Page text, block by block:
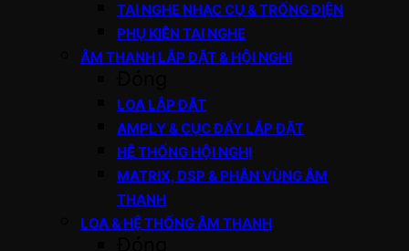
TAI NGHE NHẠC CỤ & TRỐNG ĐIỆN
PHỤ KIỆN TAI NGHE
ÂM THANH LẮP ĐẶT & HỘI NGHỊ
LOA LẮP ĐẶT
AMPLY & CỤC ĐẨY LẮP ĐẶT
HỆ THỐNG HỘI NGHỊ
MATRIX, DSP & PHÂN VÙNG ÂM
THANH
LOA & HỆ THỐNG ÂM THANH